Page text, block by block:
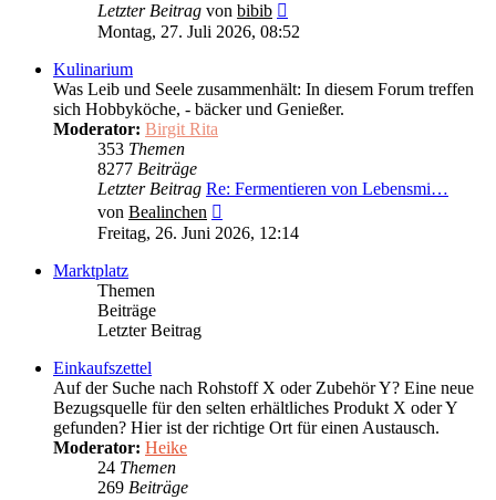
Letzter Beitrag von bibib
Beitrag
Montag, 27. Juli 2026, 08:52
Kulinarium
Was Leib und Seele zusammenhält: In diesem Forum treffen
sich Hobbyköche, - bäcker und Genießer.
Moderator: Birgit Rita
353 Themen
8277 Beiträge
Letzter Beitrag Re: Fermentieren von Lebensmi…
von Bealinchen
Beitrag
Freitag, 26. Juni 2026, 12:14
Marktplatz
Themen
Beiträge
Letzter Beitrag
Einkaufszettel
Auf der Suche nach Rohstoff X oder Zubehör Y? Eine neue
Bezugsquelle für den selten erhältliches Produkt X oder Y
gefunden? Hier ist der richtige Ort für einen Austausch.
Moderator: Heike
24 Themen
269 Beiträge